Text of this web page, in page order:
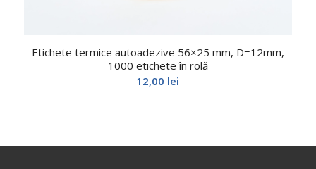
Etichete termice autoadezive 56×25 mm, D=12mm,
1000 etichete în rolă
12,00 lei